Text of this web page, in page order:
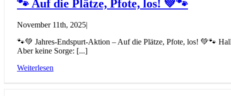
🐾 Auf die Plätze, Pfote, los! 💚🐾
November 11th, 2025|
🐾💚 Jahres-Endspurt-Aktion – Auf die Plätze, Pfote, los! 💚🐾
Aber keine Sorge: [...]
Weiterlesen